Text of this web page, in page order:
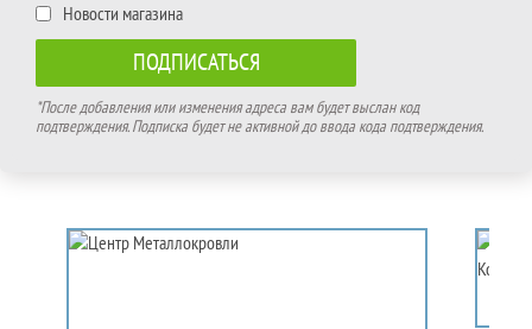
Новости магазина
*После добавления или изменения адреса вам будет выслан код
подтверждения. Подписка будет не активной до ввода кода подтверждения.